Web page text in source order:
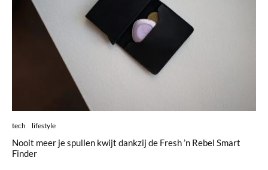
tech lifestyle
Nooit meer je spullen kwijt dankzij de Fresh ’n Rebel Smart
Finder